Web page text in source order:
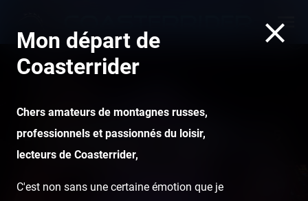
Luna Park Cap d'Agde — 25
juillet 2020
Mon départ de
Coasterrider
Chers amateurs de montagnes russes,
professionnels et passionnés du loisir,
lecteurs de Coasterrider,
C'est non sans une certaine émotion que je